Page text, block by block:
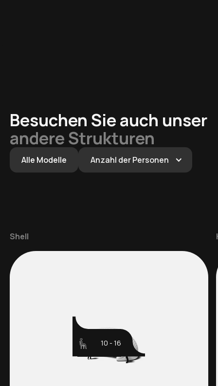
Besuchen Sie auch unser
andere Strukturen
Alle Modelle Anzahl der Personen
Shell
10 - 16